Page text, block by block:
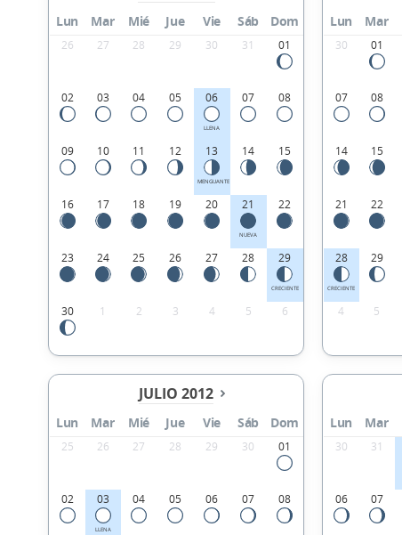
Lun Mar Mié Jue Vie Sáb Dom
26 27 28 29 30 31 01
02 03 04 05 06
LLENA
07 08
09 10 11 12 13
MENGUANTE
14 15
16 17 18 19 20 21
NUEVA
22
23 24 25 26 27 28 29
CRECIENTE
30 1 2 3 4 5 6
Lun Mar
30 01
07 08
14 15
21 22
28
CRECIENTE
29
4 5
JULIO 2012
Lun Mar Mié Jue Vie Sáb Dom
25 26 27 28 29 30 01
02 03
LLENA
04 05 06 07 08
Lun Mar
30 31
06 07